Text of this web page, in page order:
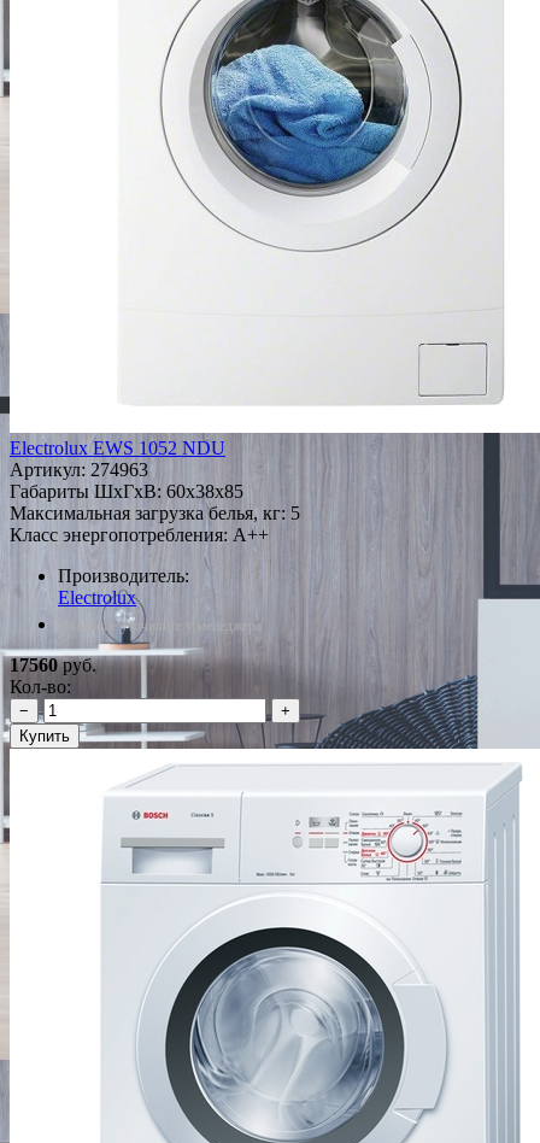
Electrolux EWS 1052 NDU
Артикул: 274963
Габариты ШxГxВ: 60x38x85
Максимальная загрузка белья, кг: 5
Класс энергопотребления: A++
Производитель:
Electrolux
*Наличие уточняйте у менеджера
17560руб.
Кол-во:
−
+
Купить